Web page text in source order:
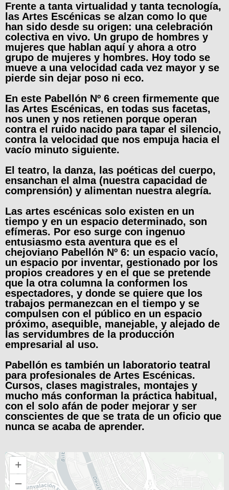
Frente a tanta virtualidad y tanta tecnología,
las Artes Escénicas se alzan como lo que
han sido desde su origen: una celebración
colectiva en vivo. Un grupo de hombres y
mujeres que hablan aquí y ahora a otro
grupo de mujeres y hombres. Hoy todo se
mueve a una velocidad cada vez mayor y se
pierde sin dejar poso ni eco.
En este Pabellón Nº 6 creen firmemente que
las Artes Escénicas, en todas sus facetas,
nos unen y nos retienen porque operan
contra el ruido nacido para tapar el silencio,
contra la velocidad que nos empuja hacia el
vacío minuto siguiente.
El teatro, la danza, las poéticas del cuerpo,
ensanchan el alma (nuestra capacidad de
comprensión) y alimentan nuestra alegría.
Las artes escénicas solo existen en un
tiempo y en un espacio determinado, son
efímeras. Por eso surge con ingenuo
entusiasmo esta aventura que es el
chejoviano Pabellón Nº 6: un espacio vacío,
un espacio por inventar, gestionado por los
propios creadores y en el que se pretende
que la otra columna la conformen los
espectadores, y donde se quiere que los
trabajos permanezcan en el tiempo y se
compulsen con el público en un espacio
próximo, asequible, manejable, y alejado de
las servidumbres de la producción
empresarial al uso.
Pabellón es también un laboratorio teatral
para profesionales de Artes Escénicas.
Cursos, clases magistrales, montajes y
mucho más conforman la práctica habitual,
con el solo afán de poder mejorar y ser
conscientes de que se trata de un oficio que
nunca se acaba de aprender.
+
–